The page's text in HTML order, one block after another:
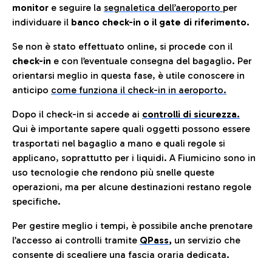
monitor e seguire la segnaletica dell’aeroporto per
individuare il banco check-in o il gate di riferimento.
Se non è stato effettuato online, si procede con il
check-in e con l’eventuale consegna del bagaglio. Per
orientarsi meglio in questa fase, è utile conoscere in
anticipo come funziona il check-in in aeroporto.
Dopo il check-in si accede ai controlli di sicurezza.
Qui è importante sapere quali oggetti possono essere
trasportati nel bagaglio a mano e quali regole si
applicano, soprattutto per i liquidi. A Fiumicino sono in
uso tecnologie che rendono più snelle queste
operazioni, ma per alcune destinazioni restano regole
specifiche.
Per gestire meglio i tempi, è possibile anche prenotare
l’accesso ai controlli tramite QPass, un servizio che
consente di scegliere una fascia oraria dedicata.